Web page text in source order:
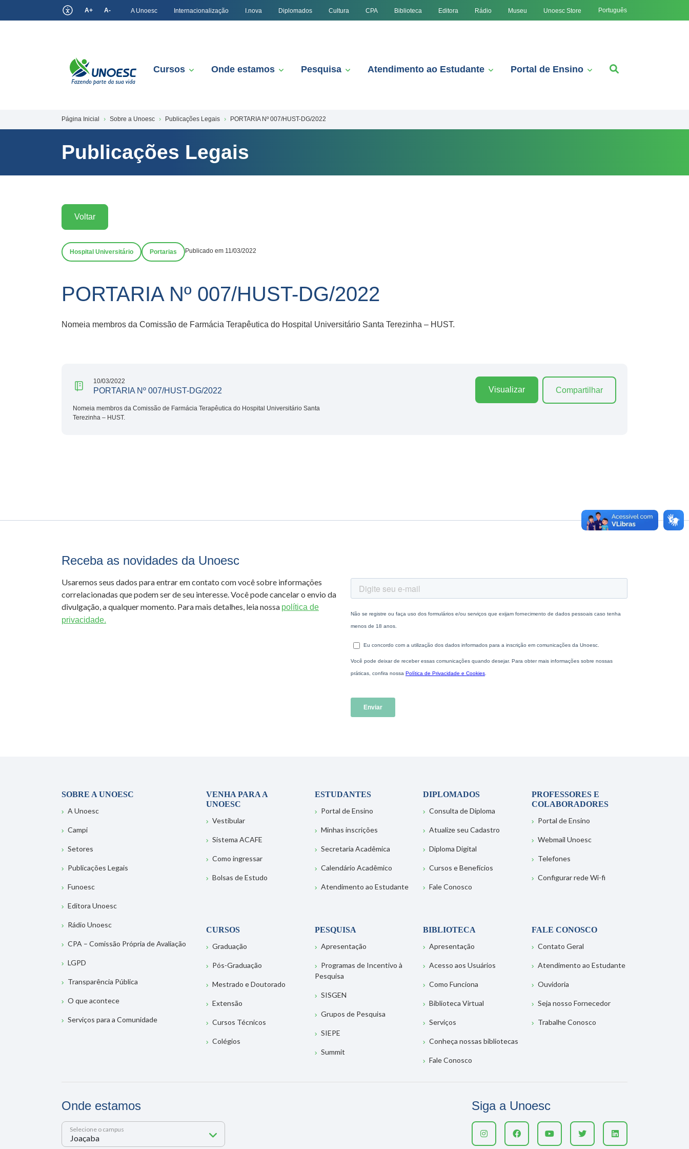
A+ A- A Unoesc Internacionalização I.nova Diplomados Cultura CPA Biblioteca Editora Rádio Museu Unoesc Store Português
Cursos Onde estamos Pesquisa Atendimento ao Estudante Portal de Ensino
Página Inicial Sobre a Unoesc Publicações Legais PORTARIA Nº 007/HUST-DG/2022
Publicações Legais
Voltar
Hospital Universitário Portarias Publicado em 11/03/2022
PORTARIA Nº 007/HUST-DG/2022
Nomeia membros da Comissão de Farmácia Terapêutica do Hospital Universitário Santa Terezinha – HUST.
10/03/2022
PORTARIA Nº 007/HUST-DG/2022
Nomeia membros da Comissão de Farmácia Terapêutica do Hospital Universitário Santa
Terezinha – HUST.
Visualizar Compartilhar
Receba as novidades da Unoesc
Usaremos seus dados para entrar em contato com você sobre informações
correlacionadas que podem ser de seu interesse. Você pode cancelar o envio da
divulgação, a qualquer momento. Para mais detalhes, leia nossa política de
privacidade.
SOBRE A UNOESC
A Unoesc
Campi
Setores
Publicações Legais
Funoesc
Editora Unoesc
Rádio Unoesc
CPA – Comissão Própria de Avaliação
LGPD
Transparência Pública
O que acontece
Serviços para a Comunidade
VENHA PARA A
UNOESC
Vestibular
Sistema ACAFE
Como ingressar
Bolsas de Estudo
ESTUDANTES
Portal de Ensino
Minhas inscrições
Secretaria Acadêmica
Calendário Acadêmico
Atendimento ao Estudante
DIPLOMADOS
Consulta de Diploma
Atualize seu Cadastro
Diploma Digital
Cursos e Benefícios
Fale Conosco
PROFESSORES E
COLABORADORES
Portal de Ensino
Webmail Unoesc
Telefones
Configurar rede Wi-fi
CURSOS
Graduação
Pós-Graduação
Mestrado e Doutorado
Extensão
Cursos Técnicos
Colégios
PESQUISA
Apresentação
Programas de Incentivo à
Pesquisa
SISGEN
Grupos de Pesquisa
SIEPE
Summit
BIBLIOTECA
Apresentação
Acesso aos Usuários
Como Funciona
Biblioteca Virtual
Serviços
Conheça nossas bibliotecas
Fale Conosco
FALE CONOSCO
Contato Geral
Atendimento ao Estudante
Ouvidoria
Seja nosso Fornecedor
Trabalhe Conosco
Onde estamos
Selecione o campus
Siga a Unoesc